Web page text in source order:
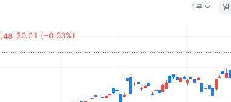
1분keyboard_arrow_down 일